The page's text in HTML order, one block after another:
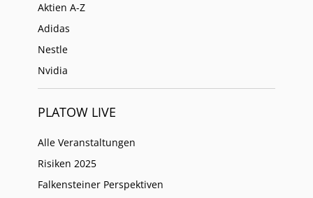
Aktien A-Z
Adidas
Nestle
Nvidia
PLATOW LIVE
Alle Veranstaltungen
Risiken 2025
Falkensteiner Perspektiven